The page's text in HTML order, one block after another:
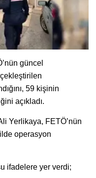
güncel
59 kişinin
açıkladı.
Yerlikaya, FETÖ’nün
operasyon
ifadelere yer verdi;